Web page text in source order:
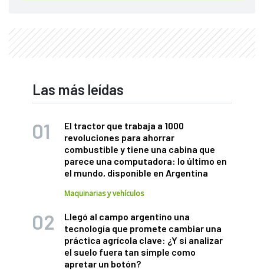
Las más leídas
El tractor que trabaja a 1000
revoluciones para ahorrar
combustible y tiene una cabina que
parece una computadora: lo último en
el mundo, disponible en Argentina
Maquinarias y vehículos
Llegó al campo argentino una
tecnología que promete cambiar una
práctica agrícola clave: ¿Y si analizar
el suelo fuera tan simple como
apretar un botón?